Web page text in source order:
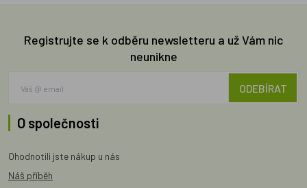
Registrujte se k odběru newsletteru a už Vám nic
neunikne
ODEBÍRAT
O společnosti
Ohodnotili jste nákup u nás
Náš příběh